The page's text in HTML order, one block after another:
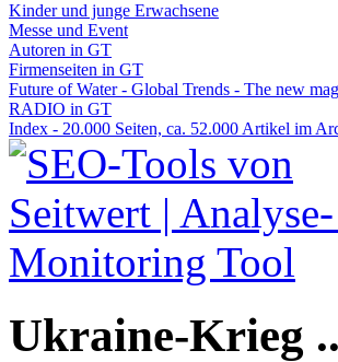
Kinder und junge Erwachsene
Messe und Event
Autoren in GT
Firmenseiten in GT
Future of Water - Global Trends - The new
RADIO in GT
Index - 20.000 Seiten, ca. 52.000 Artikel im
Ukraine-Krieg